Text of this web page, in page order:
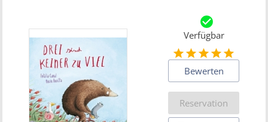
Verfügbar
Bewerten
Reservation